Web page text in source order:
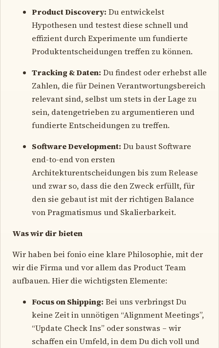
Product Discovery: Du entwickelst
Hypothesen und testest diese schnell und
effizient durch Experimente um fundierte
Produktentscheidungen treffen zu können.
Tracking & Daten: Du findest oder erhebst alle
Zahlen, die für Deinen Verantwortungsbereich
relevant sind, selbst um stets in der Lage zu
sein, datengetrieben zu argumentieren und
fundierte Entscheidungen zu treffen.
Software Development: Du baust Software
end-to-end von ersten
Architekturentscheidungen bis zum Release
und zwar so, dass die den Zweck erfüllt, für
den sie gebaut ist mit der richtigen Balance
von Pragmatismus und Skalierbarkeit.
Was wir dir bieten
Wir haben bei fonio eine klare Philosophie, mit der
wir die Firma und vor allem das Product Team
aufbauen. Hier die wichtigsten Elemente:
Focus on Shipping: Bei uns verbringst Du
keine Zeit in unnötigen “Alignment Meetings”,
“Update Check Ins” oder sonstwas – wir
schaffen ein Umfeld, in dem Du dich voll und